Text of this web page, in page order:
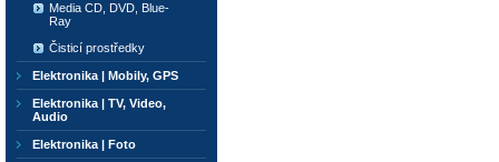
Media CD, DVD, Blue-
Ray
Čisticí prostředky
Elektronika | Mobily, GPS
Elektronika | TV, Video,
Audio
Elektronika | Foto